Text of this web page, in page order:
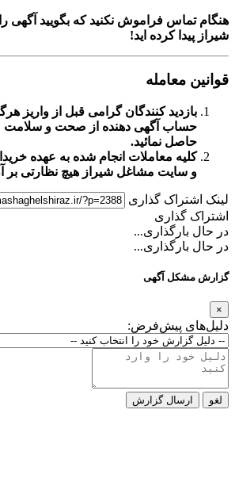
فراموش نکنید که بگویید آگهی را در
کرده اید!
کنندگان گرامی قبل از واریز هرگونه وجه
آگهی دهنده از صحت و سلامت معامله
نمائید.
معاملات انجام شده به عهده خریدار و
سایت مشاغل شیرازهیچ نظارتی بر آن ندارد.
گذاری
آگهی
پیش‌فرض:
گزارش